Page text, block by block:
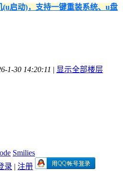
(u启动)，支持一键重装系统、u盘
1-30 14:20:11 | 显示全部楼层
Smilies
录 | 注册